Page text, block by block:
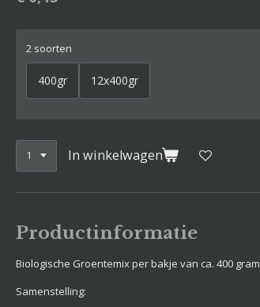
2 soorten
400gr 12x400gr
In winkelwagen
Productinformatie
Biologische Groentemix per bakje van ca. 400 gram
Samenstelling: